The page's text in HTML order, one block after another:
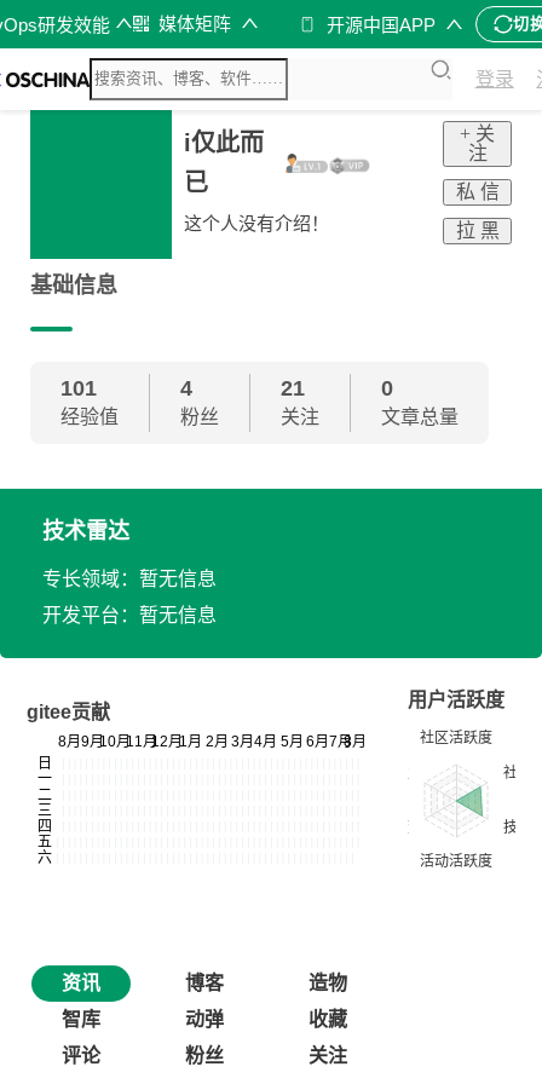
研发效能 媒体矩阵 开源中国APP 切
登录
i仅此而
已
这个人没有介绍！
+ 关
注
私 信
拉 黑
基础信息
101
经验值
4
粉丝
21
关注
0
文章总量
技术雷达
专长领域：暂无信息
开发平台：暂无信息
gitee贡献
用户活跃度
资讯 博客
造物
智库
动弹
收藏
评论
粉丝 关注